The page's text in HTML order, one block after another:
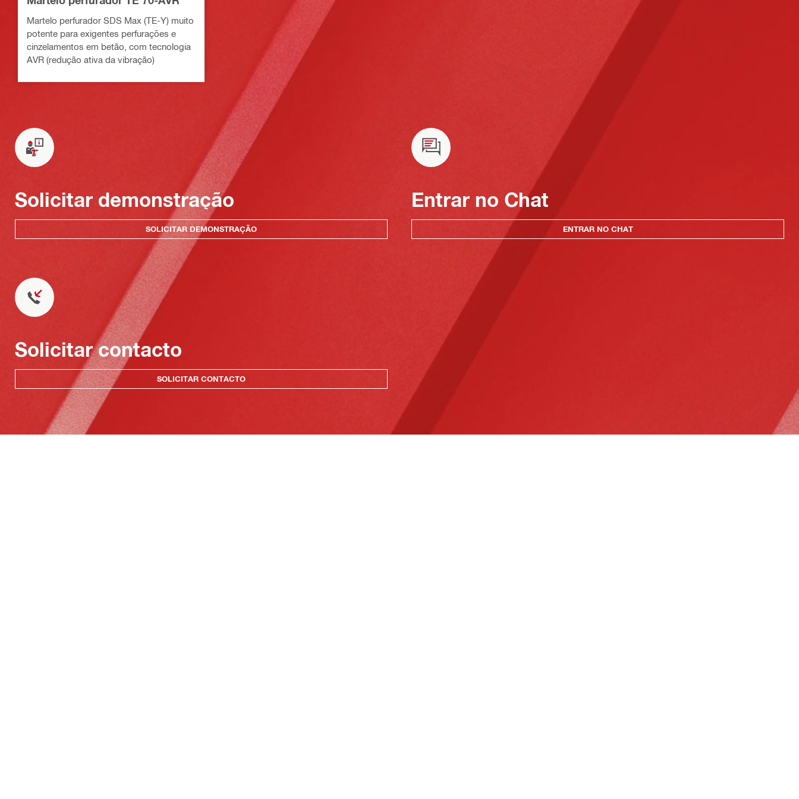
Martelo perfurador SDS Max (TE-Y) muito
potente para exigentes perfurações e
cinzelamentos em betão, com tecnologia
AVR (redução ativa da vibração)
Solicitar demonstração
SOLICITAR DEMONSTRAÇÃO
Entrar no Chat
ENTRAR NO CHAT
Solicitar contacto
SOLICITAR CONTACTO